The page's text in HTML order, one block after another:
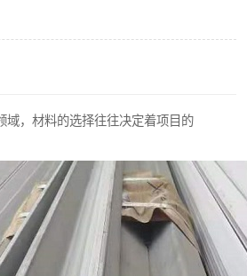
域，材料的选择往往决定着项目的